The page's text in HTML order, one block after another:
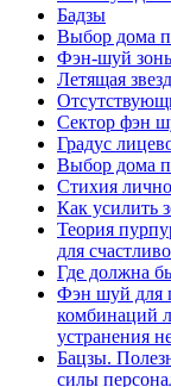
Бадзы
Выбор дома
Фэн-шуй
Летящая
Сектор фэн
Градус
Выбор дома
Стихия
Как усилить
Теория
для
Где должна
Фэн шуй для
комбинаций
устранения
Бацзы.
силы